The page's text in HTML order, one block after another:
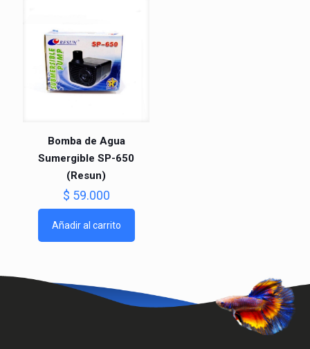
Bomba de Agua
Sumergible SP-650
(Resun)
$ 59.000
Añadir al carrito